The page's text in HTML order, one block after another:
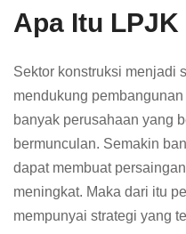
Apa Itu LPJK
Sektor konstruksi menjadi
mendukung
banyak perusahaan yang
bermunculan. Semakin
dapat membuat
meningkat. Maka dari itu
mempunyai strategi yang